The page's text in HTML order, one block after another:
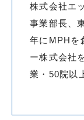
株式会社エ
事業部長、
年にMPHを
ー株式会社
業・50院以